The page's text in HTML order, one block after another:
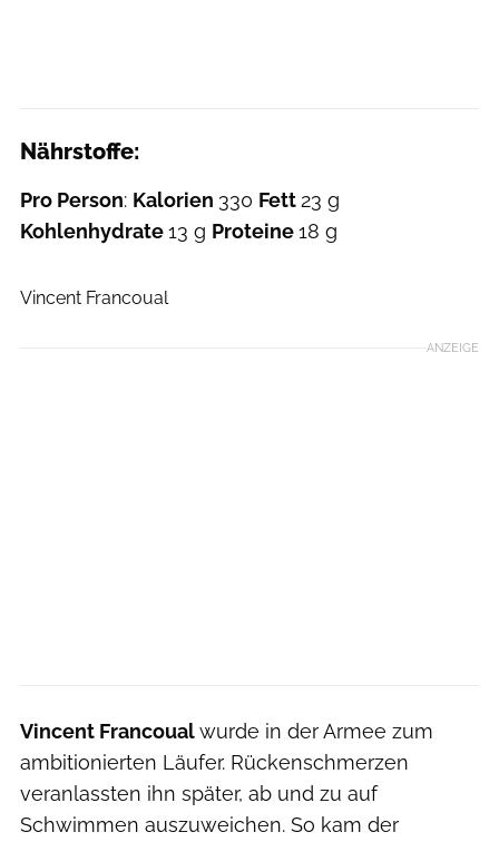
Nährstoffe:
Pro Person: Kalorien 330 Fett 23 g
Kohlenhydrate13 g Proteine18 g
Vincent Francoual
ANZEIGE
Vincent Francoualwurde in der Armee zum
ambitionierten Läufer. Rückenschmerzen
veranlassten ihn später, ab und zu auf
Schwimmen auszuweichen. So kam der